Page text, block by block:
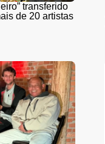
transferido
de 20 artistas